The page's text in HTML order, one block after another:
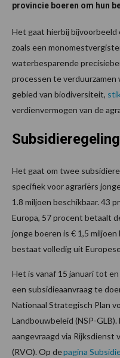
provincie boeren om hun
Het gaat hierbij
zoals een
waterbesparende
processen te
gebied van biodiversiteit,
verdienvermogen van de
Het gaat om twee
specifiek voor agrariërs
1.8 miljoen beschikbaar. 43
Europa, 57 procent betaalt
jonge boeren is € 1,5
bestaat volledig uit
Het is vanaf 15 januari tot
een subsidieaanvraag te
Nationaal Strategisch Plan
Landbouwbeleid (NSP-
aangevraagd via Rijksdienst
(RVO). Op depagina